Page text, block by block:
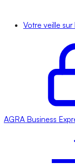
Votre veille
AGRA Business